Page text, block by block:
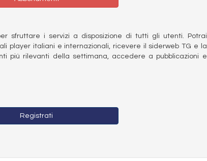
sfruttare i servizi a disposizione di tutti gli utenti. Potrai
player italiani e internazionali, ricevere il siderweb TG e la
più rilevanti della settimana, accedere a pubblicazioni e
Registrati